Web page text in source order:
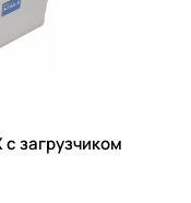
загрузчиком